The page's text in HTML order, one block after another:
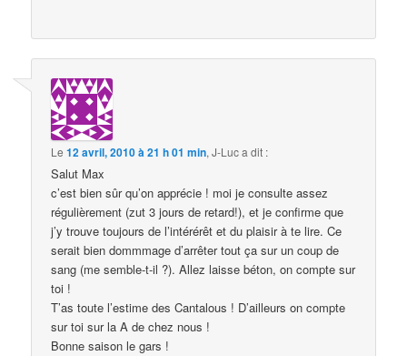
Le12 avril, 2010 à 21 h 01 min,J-Luca dit :
Salut Max
c’est bien sûr qu’on apprécie ! moi je consulte assez
régulièrement (zut 3 jours de retard!), et je confirme que
j’y trouve toujours de l’intérérêt et du plaisir à te lire. Ce
serait bien dommmage d’arrêter tout ça sur un coup de
sang (me semble-t-il ?). Allez laisse béton, on compte sur
toi !
T’as toute l’estime des Cantalous ! D’ailleurs on compte
sur toi sur la A de chez nous !
Bonne saison le gars !